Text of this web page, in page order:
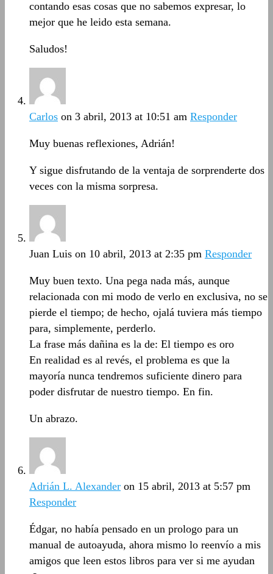
contando esas cosas que no sabemos expresar, lo
mejor que he leido esta semana.
Saludos!
Carlos on 3 abril, 2013 at 10:51 am Responder
Muy buenas reflexiones, Adrián!
Y sigue disfrutando de la ventaja de sorprenderte dos
veces con la misma sorpresa.
Juan Luis on 10 abril, 2013 at 2:35 pm Responder
Muy buen texto. Una pega nada más, aunque
relacionada con mi modo de verlo en exclusiva, no se
pierde el tiempo; de hecho, ojalá tuviera más tiempo
para, simplemente, perderlo.
La frase más dañina es la de: El tiempo es oro
En realidad es al revés, el problema es que la
mayoría nunca tendremos suficiente dinero para
poder disfrutar de nuestro tiempo. En fin.
Un abrazo.
Adrián L. Alexander on 15 abril, 2013 at 5:57 pm
Responder
Édgar, no había pensado en un prologo para un
manual de autoayuda, ahora mismo lo reenvío a mis
amigos que leen estos libros para ver si me ayudan